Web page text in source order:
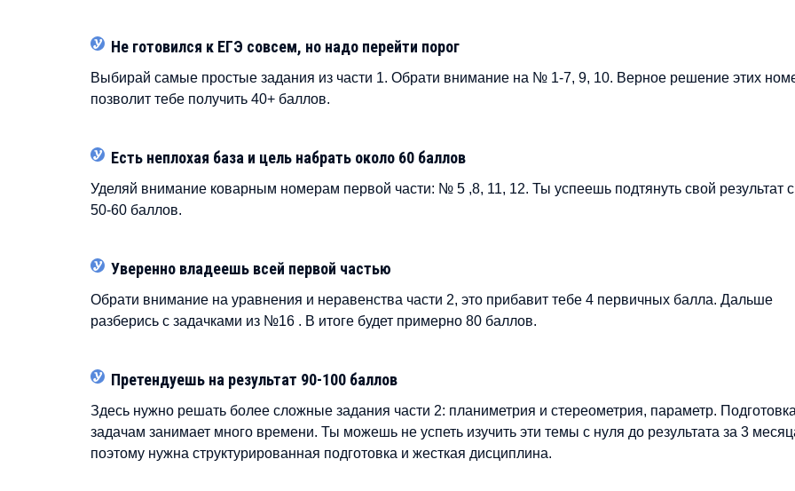
Не готовился к ЕГЭ совсем, но надо перейти порог
Выбирай самые простые задания из части 1. Обрати внимание на № 1-7, 9, 10. Верное решение этих
позволит тебе получить 40+ баллов.
Есть неплохая база и цель набрать около 60 баллов
Уделяй внимание коварным номерам первой части: № 5 ,8, 11, 12. Ты успеешь подтянуть свой результат
50-60 баллов.
Уверенно владеешь всей первой частью
Обрати внимание на уравнения и неравенства части 2, это прибавит тебе 4 первичных балла. Дальше
разберись с задачками из №16 . В итоге будет примерно 80 баллов.
Претендуешь на результат 90-100 баллов
Здесь нужно решать более сложные задания части 2: планиметрия и стереометрия, параметр.
задачам занимает много времени. Ты можешь не успеть изучить эти темы с нуля до результата за 3
поэтому нужна структурированная подготовка и жесткая дисциплина.